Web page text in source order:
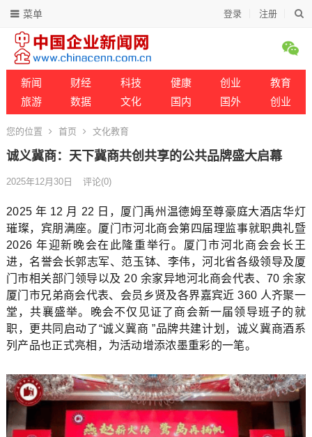
登录 注册
菜单
新闻 财经 科技 健康 创业
教育
旅游
数据 文化 国内 国外 创业
您的位置 首页 文化教育
诚义冀商：天下冀商共创共享的公共品牌盛大启幕
2025年12月30日 评论(0)
2025 年 12 月 22 日，厦门禹州温德姆至尊豪庭大酒店华灯
璀璨，宾朋满座。厦门市河北商会第四届理监事就职典礼暨
2026 年迎新晚会在此隆重举行。厦门市河北商会会长王
进，名誉会长郭志军、范玉钵、李伟，河北省各级领导及厦
门市相关部门领导以及 20 余家异地河北商会代表、70 余家
厦门市兄弟商会代表、会员乡贤及各界嘉宾近 360 人齐聚一
堂，共襄盛举。晚会不仅见证了商会新一届领导班子的就
职，更共同启动了“诚义冀商 ”品牌共建计划，诚义冀商酒系
列产品也正式亮相，为活动增添浓墨重彩的一笔。